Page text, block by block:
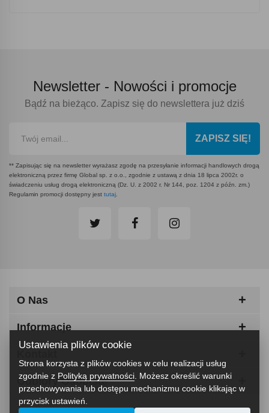
Newsletter - Nowości i promocje
Bądź na bieżąco. Zapisz się do newslettera już dziś
ZAPISZ SIĘ!
** Zapisując się na newsletter wyrażasz zgodę na przesyłanie informacji handlowych drogą
elektroniczną przez firmę Global sp. z o.o., zgodnie z ustawą z dnia 18 lipca 2002r. o
świadczeniu usług drogą elektroniczną (Dz. U. z 2002 r. Nr 144, poz. 1204 z późn. zm.)
Regulamin promocji dostępny jest tutaj.
O Nas
Informacje
Odbiory Osobiste
Ustawienia plików cookie
Strona korzysta z plików cookies w celu realizacji usług
zgodnie z Polityką prywatności . Możesz określić warunki
przechowywania lub dostępu mechanizmu cookie klikając w
przycisk ustawień.